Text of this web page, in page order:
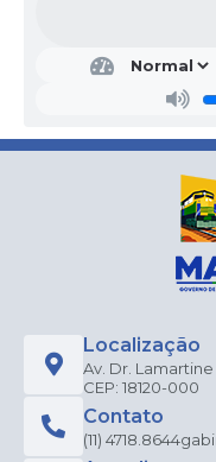
RET
NIC
A
Sand
ro
Mau
ro do
Nasc
Localização
Av. Dr.
CEP: 18120-000
Contato
(11) 4718.8644